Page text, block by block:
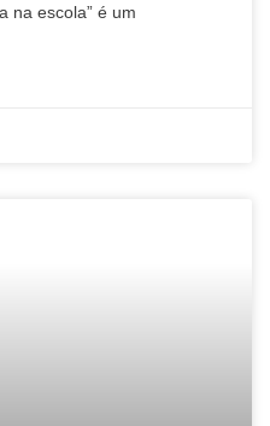
na escola” é um